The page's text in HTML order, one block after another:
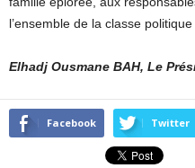
l’ensemble de la classe
Elhadj Ousmane BAH, Le
Facebook Twitter